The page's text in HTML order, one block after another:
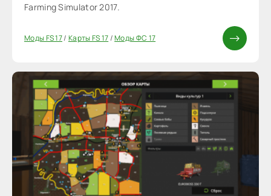
Farming Simulator 2017.
Моды FS 17/ Карты FS 17/Моды ФС 17